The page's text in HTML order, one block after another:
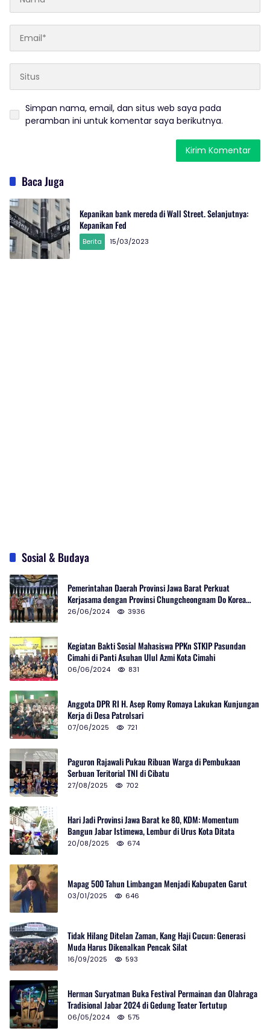
Simpan nama, email, dan situs web saya pada
peramban ini untuk komentar saya berikutnya.
Baca Juga
Kepanikan bank mereda di Wall Street. Selanjutnya:
Kepanikan Fed
Berita 15/03/2023
Sosial & Budaya
Pemerintahan Daerah Provinsi Jawa Barat Perkuat
Kerjasama dengan Provinsi Chungcheongnam Do Korea
Selatan
26/06/2024 3936
Kegiatan Bakti Sosial Mahasiswa PPKn STKIP Pasundan
Cimahi di Panti Asuhan Ulul Azmi Kota Cimahi
06/06/2024 831
Anggota DPR RI H. Asep Romy Romaya Lakukan Kunjungan
Kerja di Desa Patrolsari
07/06/2025 721
Paguron Rajawali Pukau Ribuan Warga di Pembukaan
Serbuan Teritorial TNI di Cibatu
27/08/2025 702
Hari Jadi Provinsi Jawa Barat ke 80, KDM: Momentum
Bangun Jabar Istimewa, Lembur di Urus Kota Ditata
20/08/2025 674
Mapag 500 Tahun Limbangan Menjadi Kabupaten Garut
03/01/2025 646
Tidak Hilang Ditelan Zaman, Kang Haji Cucun: Generasi
Muda Harus Dikenalkan Pencak Silat
16/09/2025 593
Herman Suryatman Buka Festival Permainan dan Olahraga
Tradisional Jabar 2024 di Gedung Teater Tertutup
06/05/2024 575